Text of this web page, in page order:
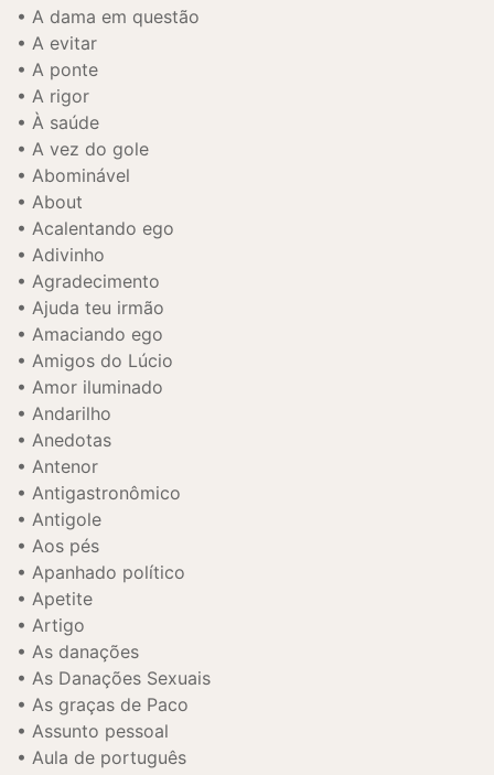
A dama em questão
A evitar
A ponte
A rigor
À saúde
A vez do gole
Abominável
About
Acalentando ego
Adivinho
Agradecimento
Ajuda teu irmão
Amaciando ego
Amigos do Lúcio
Amor iluminado
Andarilho
Anedotas
Antenor
Antigastronômico
Antigole
Aos pés
Apanhado político
Apetite
Artigo
As danações
As Danações Sexuais
As graças de Paco
Assunto pessoal
Aula de português